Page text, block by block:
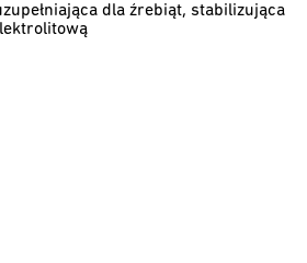
dla źrebiąt, stabilizująca